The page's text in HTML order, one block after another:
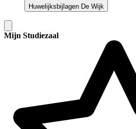
Huwelijksbijlagen De Wijk
Mijn Studiezaal